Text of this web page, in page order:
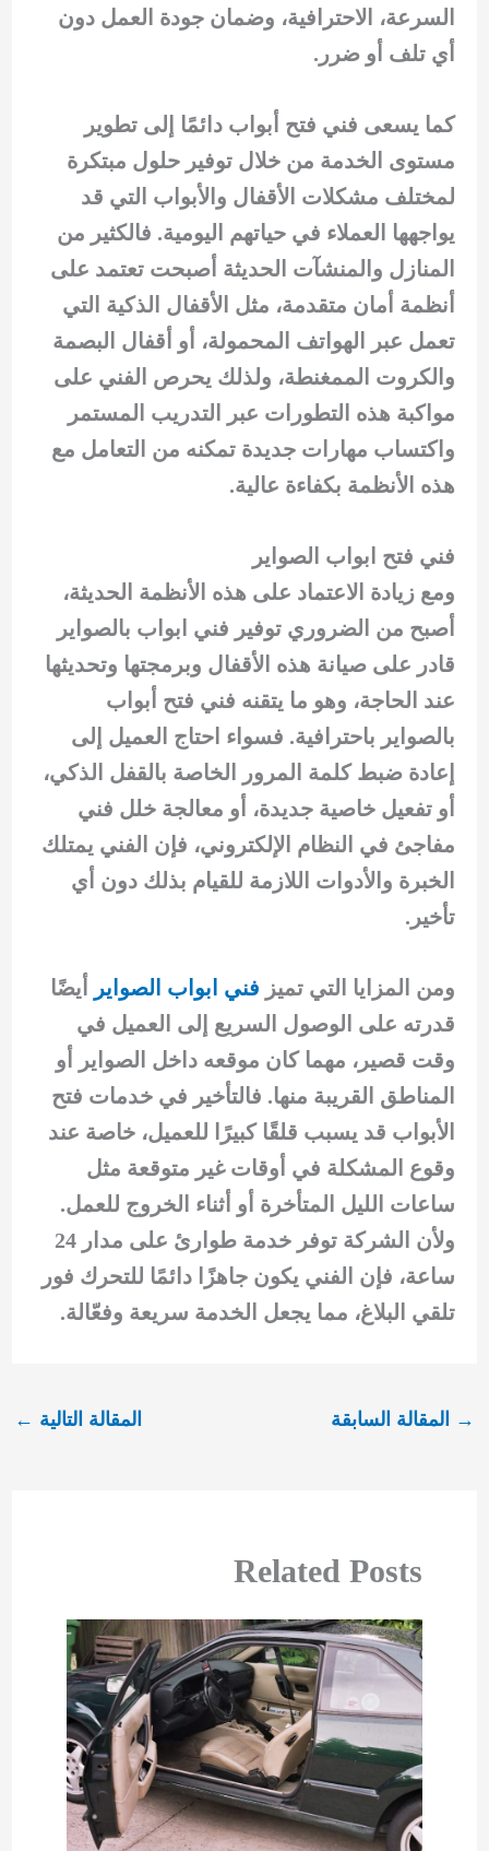
السرعة، الاحترافية، وضمان جودة العمل دون
أي تلف أو ضرر.
كما يسعى فني فتح أبواب دائمًا إلى تطوير
مستوى الخدمة من خلال توفير حلول مبتكرة
لمختلف مشكلات الأقفال والأبواب التي قد
يواجهها العملاء في حياتهم اليومية. فالكثير من
المنازل والمنشآت الحديثة أصبحت تعتمد على
أنظمة أمان متقدمة، مثل الأقفال الذكية التي
تعمل عبر الهواتف المحمولة، أو أقفال البصمة
والكروت الممغنطة، ولذلك يحرص الفني على
مواكبة هذه التطورات عبر التدريب المستمر
واكتساب مهارات جديدة تمكنه من التعامل مع
هذه الأنظمة بكفاءة عالية.
فني فتح ابواب الصواير
ومع زيادة الاعتماد على هذه الأنظمة الحديثة،
أصبح من الضروري توفير فني ابواب بالصواير
قادر على صيانة هذه الأقفال وبرمجتها وتحديثها
عند الحاجة، وهو ما يتقنه فني فتح أبواب
بالصواير باحترافية. فسواء احتاج العميل إلى
إعادة ضبط كلمة المرور الخاصة بالقفل الذكي،
أو تفعيل خاصية جديدة، أو معالجة خلل فني
مفاجئ في النظام الإلكتروني، فإن الفني يمتلك
الخبرة والأدوات اللازمة للقيام بذلك دون أي
تأخير.
ومن المزايا التي تميز فني ابواب الصواير
أيضًا
قدرته على الوصول السريع إلى العميل في
وقت قصير، مهما كان موقعه داخل الصواير أو
المناطق القريبة منها. فالتأخير في خدمات فتح
الأبواب قد يسبب قلقًا كبيرًا للعميل، خاصة عند
وقوع المشكلة في أوقات غير متوقعة مثل
ساعات الليل المتأخرة أو أثناء الخروج للعمل.
ولأن الشركة توفر خدمة طوارئ على مدار 24
ساعة، فإن الفني يكون جاهزًا دائمًا للتحرك فور
تلقي البلاغ، مما يجعل الخدمة سريعة وفعّالة.
→ المقالة السابقة المقالة التالية ←
Related Posts